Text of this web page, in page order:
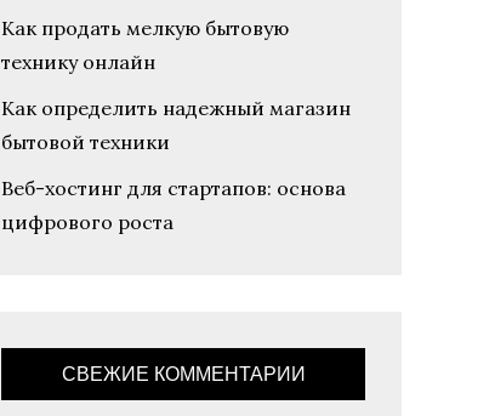
Как продать мелкую бытовую
технику онлайн
Как определить надежный магазин
бытовой техники
Веб-хостинг для стартапов: основа
цифрового роста
СВЕЖИЕ КОММЕНТАРИИ